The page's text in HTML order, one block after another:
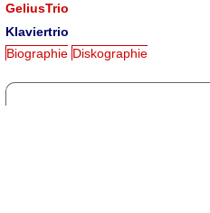
GeliusTrio
Klaviertrio
Biographie Diskographie